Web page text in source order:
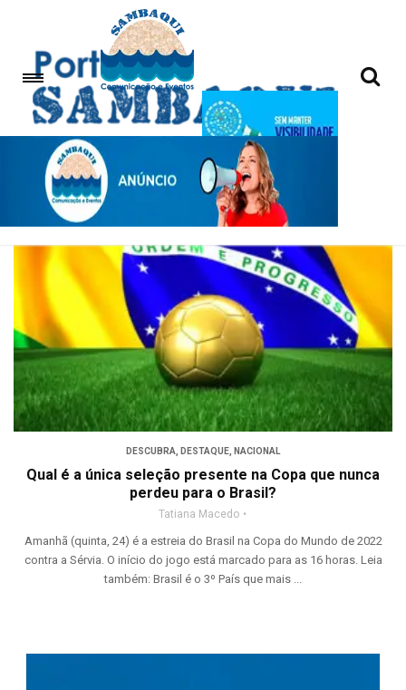
Brasil na Copa
DESCUBRA, DESTAQUE, NACIONAL
Qual é a única seleção presente na Copa que nunca
perdeu para o Brasil?
Tatiana Macedo
Amanhã (quinta, 24) é a estreia do Brasil na Copa do Mundo de 2022
contra a Sérvia. O início do jogo está marcado para as 16 horas. Leia
também: Brasil é o 3º País que mais ...